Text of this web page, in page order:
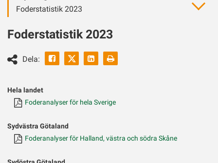
Foderstatistik 2023
Foderstatistik 2023
Dela:
Facebook LinkedinSkriv
Hela landet
Foderanalyser för hela Sverige
Sydvästra Götaland
Foderanalyser för Halland, västra och södra Skåne